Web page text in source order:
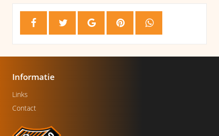
Informatie
Links
Contact